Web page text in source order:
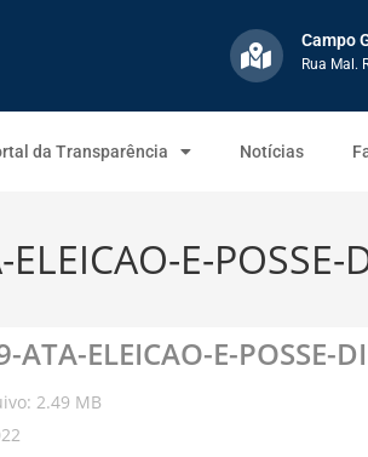
Campo
Rua Mal.
da Transparência Notícias
E-
ATA-ELEICAO-E-POSSE-
2.49 MB